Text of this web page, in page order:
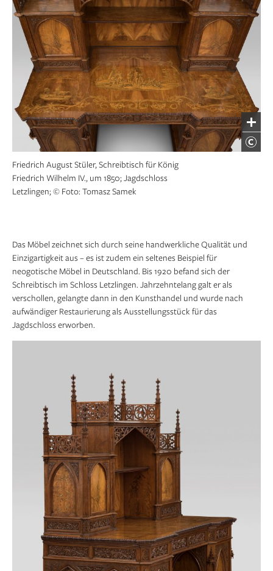
Friedrich August Stüler, Schreibtisch für König
Friedrich Wilhelm IV., um 1850; Jagdschloss
Letzlingen; © Foto: Tomasz Samek
Das Möbel zeichnet sich durch seine handwerkliche Qualität und
Einzigartigkeit aus – es ist zudem ein seltenes Beispiel für
neogotische Möbel in Deutschland. Bis 1920 befand sich der
Schreibtisch im Schloss Letzlingen. Jahrzehntelang galt er als
verschollen, gelangte dann in den Kunsthandel und wurde nach
aufwändiger Restaurierung als Ausstellungsstück für das
Jagdschloss erworben.